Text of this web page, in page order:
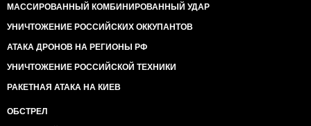
МАССИРОВАННЫЙ КОМБИНИРОВАННЫЙ УДАР
УНИЧТОЖЕНИЕ РОССИЙСКИХ ОККУПАНТОВ
АТАКА ДРОНОВ НА РЕГИОНЫ РФ
УНИЧТОЖЕНИЕ РОССИЙСКОЙ ТЕХНИКИ
РАКЕТНАЯ АТАКА НА КИЕВ
ОБСТРЕЛ